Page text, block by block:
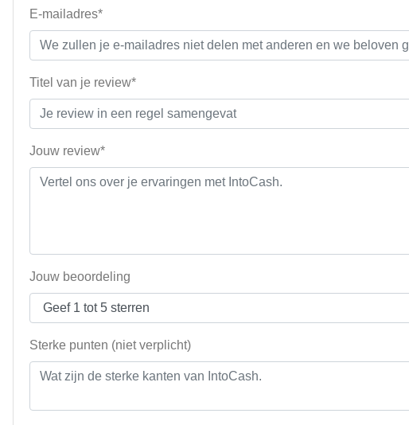
E-mailadres*
Titel van je review*
Jouw review*
Jouw beoordeling
Sterke punten (niet verplicht)